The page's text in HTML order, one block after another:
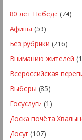
80 лет Победе (74)
Афиша (59)
Без рубрики (216)
Вниманию жителей
Всероссийская
Выборы (85)
Госуслуги (1)
Доска почёта
Досуг(107)